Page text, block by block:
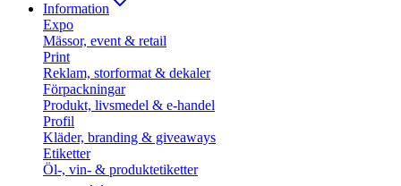
Information
Expo
Mässor, event & retail
Print
Reklam, storformat & dekaler
Förpackningar
Produkt, livsmedel & e-handel
Profil
Kläder, branding & giveaways
Etiketter
Öl-, vin- & produktetiketter